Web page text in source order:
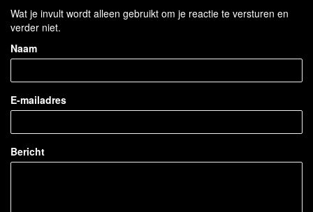
Wat je invult wordt alleen gebruikt om je reactie te versturen en
verder niet.
Naam
E-mailadres
Bericht